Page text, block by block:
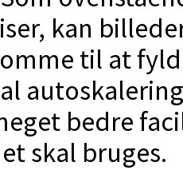
kan
til at
bedre
skal bruges.